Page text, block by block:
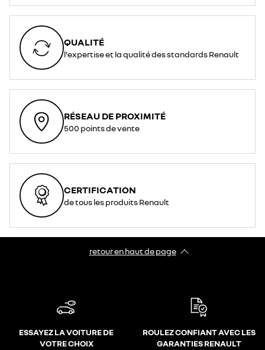
QUALITÉ
l'expertise et la qualité des standards Renault
RÉSEAU DE PROXIMITÉ
500 points de vente
CERTIFICATION
de tous les produits Renault
retour en haut de page​
ESSAYEZ LA VOITURE DE
VOTRE CHOIX
ROULEZ CONFIANT AVEC LES
GARANTIES RENAULT